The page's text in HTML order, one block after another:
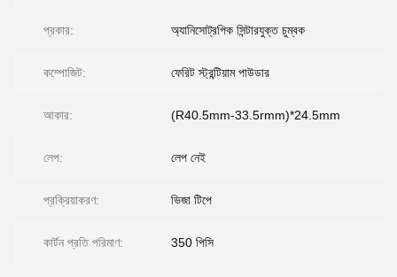
প্রকার: অ্যানিসোট্রপিক সিন্টারযুক্ত চুম্বক
কম্পোজিট: ফেরিট স্ট্রন্টিয়াম পাউডার
আকার: (R40.5mm-33.5rmm)*24.5mm
লেপ: লেপ নেই
প্রক্রিয়াকরণ: ভিজা টিপে
কার্টন প্রতি পরিমাণ: 350 পিসি